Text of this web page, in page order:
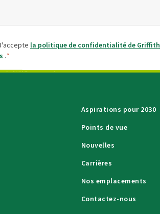
la politique de confidentialité de Griffith
.*
Aspirations pour 2030
Points de vue
Nouvelles
Carrières
Nos emplacements
Contactez-nous